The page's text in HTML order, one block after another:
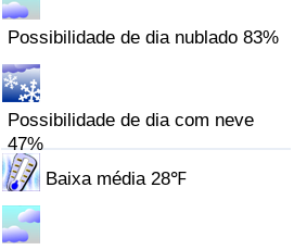
Possibilidade de dia nublado 83%
Possibilidade de dia com neve
47%
Baixa média 28℉
País